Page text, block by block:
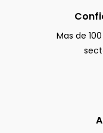
Mas de